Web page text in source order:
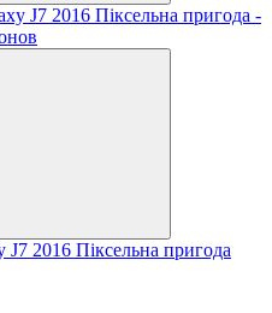
J7 2016 Піксельна пригода